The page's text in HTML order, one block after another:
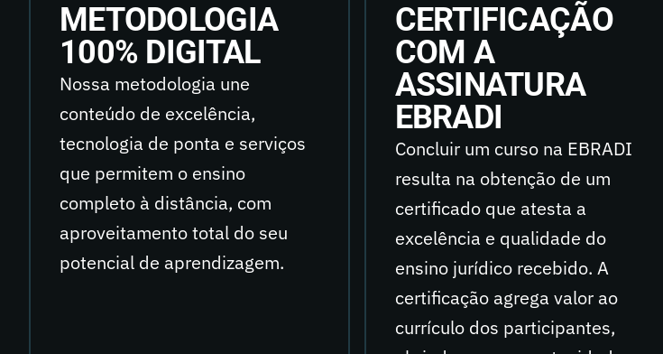
METODOLOGIA
100% DIGITAL
Nossa metodologia une
conteúdo de excelência,
tecnologia de ponta e serviços
que permitem o ensino
completo à distância, com
aproveitamento total do seu
potencial de aprendizagem.
CERTIFICAÇÃO
COM A
ASSINATURA
EBRADI
Concluir um curso na EBRADI
resulta na obtenção de um
certificado que atesta a
excelência e qualidade do
ensino jurídico recebido. A
certificação agrega valor ao
currículo dos participantes,